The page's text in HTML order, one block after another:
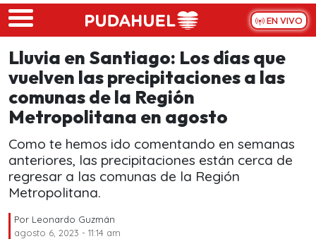
Skip to main content
EN VIVO
Lluvia en Santiago: Los días que
vuelven las precipitaciones a las
comunas de la Región
Metropolitana en agosto
Como te hemos ido comentando en semanas
anteriores, las precipitaciones están cerca de
regresar a las comunas de la Región
Metropolitana.
Por Leonardo Guzmán
agosto 6, 2023 - 11:14 am